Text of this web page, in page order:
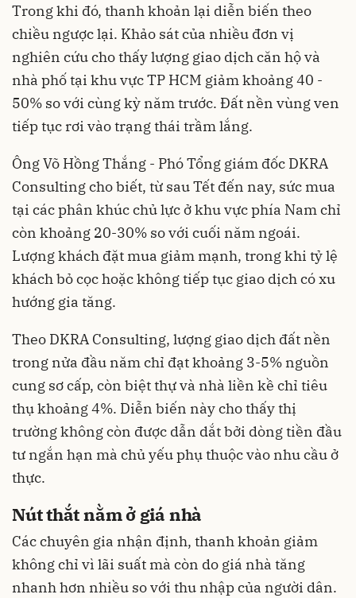
Trong khi đó, thanh khoản lại diễn biến theo
chiều ngược lại. Khảo sát của nhiều đơn vị
nghiên cứu cho thấy lượng giao dịch căn hộ và
nhà phố tại khu vực TP HCM giảm khoảng 40 -
50% so với cùng kỳ năm trước. Đất nền vùng ven
tiếp tục rơi vào trạng thái trầm lắng.
Ông Võ Hồng Thắng - Phó Tổng giám đốc DKRA
Consulting cho biết, từ sau Tết đến nay, sức mua
tại các phân khúc chủ lực ở khu vực phía Nam chỉ
còn khoảng 20-30% so với cuối năm ngoái.
Lượng khách đặt mua giảm mạnh, trong khi tỷ lệ
khách bỏ cọc hoặc không tiếp tục giao dịch có xu
hướng gia tăng.
Theo DKRA Consulting, lượng giao dịch đất nền
trong nửa đầu năm chỉ đạt khoảng 3-5% nguồn
cung sơ cấp, còn biệt thự và nhà liền kề chỉ tiêu
thụ khoảng 4%. Diễn biến này cho thấy thị
trường không còn được dẫn dắt bởi dòng tiền đầu
tư ngắn hạn mà chủ yếu phụ thuộc vào nhu cầu ở
thực.
Nút thắt nằm ở giá nhà
Các chuyên gia nhận định, thanh khoản giảm
không chỉ vì lãi suất mà còn do giá nhà tăng
nhanh hơn nhiều so với thu nhập của người dân.